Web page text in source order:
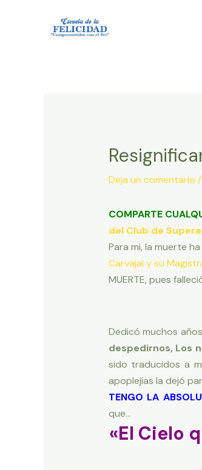
Deja un comentario /
COMPARTE
del Club de
Para mi, la muerte
Carvajal y su
MUERTE, pues
Dedicó muchos
despedirnos, Los
sido traducidos a
apoplejías la dejó
TENGO LA
que…
«El Cielo